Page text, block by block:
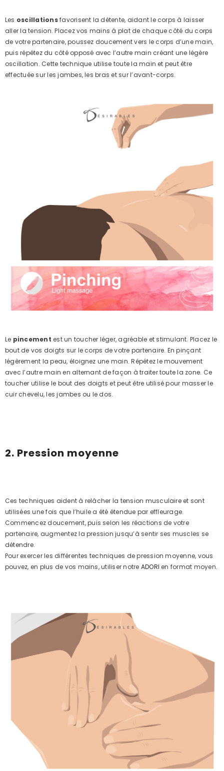
Les oscillationsfavorisent la détente, aidant le corps à laisser
aller la tension. Placez vos mains à plat de chaque côté du corps
de votre partenaire, poussez doucement vers le corps d’une main,
puis répétez du côté opposé avec l’autre main créant une légère
oscillation. Cette technique utilise toute la main et peut être
effectuée sur les jambes, les bras et sur l’avant-corps.
Le pincement est un toucher léger, agréable et stimulant. Placez le
bout de vos doigts sur le corps de votre partenaire. En pinçant
légèrement la peau, éloignez une main. Répétez le mouvement
avec l’autre main en alternant de façon à traiter toute la zone. Ce
toucher utilise le bout des doigts et peut être utilisé pour masser le
cuir chevelu, les jambes ou le dos.
2. Pression moyenne
Ces techniques aident à relâcher la tension musculaire et sont
utilisées une fois que l’huile a été étendue par effleurage.
Commencez doucement, puis selon les réactions de votre
partenaire, augmentez la pression jusqu’à sentir ses muscles se
détendre.
Pour exercer les différentes techniques de pression moyenne, vous
pouvez, en plus de vos mains, utiliser notre ADORI en format moyen.